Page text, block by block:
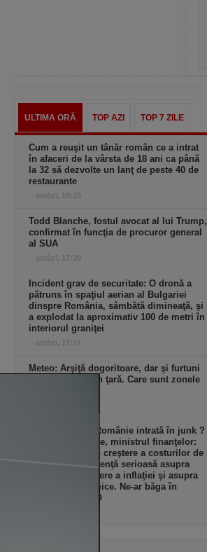
ULTIMA ORĂ TOP AZI TOP 7 ZILE
Cum a reuşit un tânăr român ce a intrat
în afaceri de la vârsta de 18 ani ca până
la 32 să dezvolte un lanţ de peste 40 de
restaurante
astăzi, 18:25
Todd Blanche, fostul avocat al lui Trump,
confirmat în funcţia de procuror general
al SUA
astăzi, 17:20
Incident grav de securitate: O dronă a
pătruns în spaţiul aerian al Bulgariei
dinspre România, sâmbătă dimineaţă, şi
a explodat la aproximativ 100 de metri în
interiorul graniţei
astăzi, 17:17
Meteo: Arşiţă dogoritoare, dar şi furtuni
în mare parte din ţară. Care sunt zonele
Cum ar arăta o Românie intrată în junk ?
Alexandru Nazare, ministrul finanţelor:
Vorbim despre o creştere a costurilor de
finanţare, o influenţă serioasă asupra
cursului, o creştere a inflaţiei şi asupra
creşterii economice. Ne-ar băga în
recesiune VIDEO